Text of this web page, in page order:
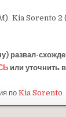
Kia Sorento 2
развал-
или уточнить
поKia Sorento